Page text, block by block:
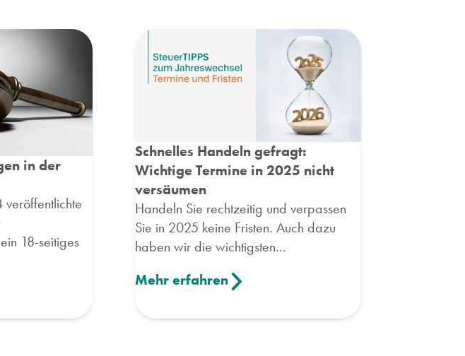
in der
18-seitiges
Schnelles Handeln gefragt:
Wichtige Termine in 2025 nicht
versäumen
Handeln Sie rechtzeitig und verpassen
Sie in 2025 keine Fristen. Auch dazu
haben wir die wichtigsten...
Mehr erfahren